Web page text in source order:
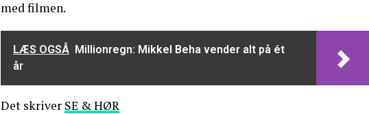
med filmen.
LÆS OGSÅ Millionregn: Mikkel Beha vender alt på ét
år
Det skriver SE & HØR